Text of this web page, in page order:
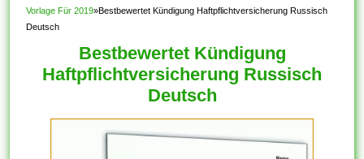
Vorlage Für 2019»Bestbewertet Kündigung Haftpflichtversicherung Russisch
Deutsch
Bestbewertet Kündigung
Haftpflichtversicherung Russisch
Deutsch